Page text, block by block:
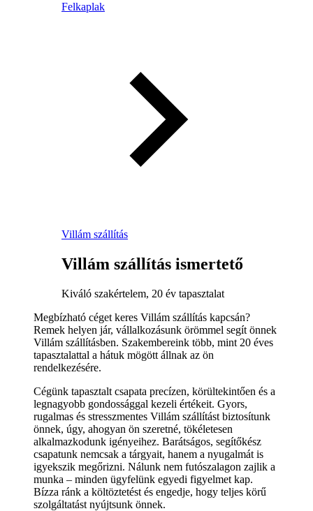
Felkaplak
Villám szállítás
Villám szállítás ismertető
Kiváló szakértelem, 20 év tapasztalat
Megbízható céget keres Villám szállítás kapcsán?
Remek helyen jár, vállalkozásunk örömmel segít önnek
Villám szállításben. Szakembereink több, mint 20 éves
tapasztalattal a hátuk mögött állnak az ön
rendelkezésére.
Cégünk tapasztalt csapata precízen, körültekintően és a
legnagyobb gondossággal kezeli értékeit. Gyors,
rugalmas és stresszmentes Villám szállítást biztosítunk
önnek, úgy, ahogyan ön szeretné, tökéletesen
alkalmazkodunk igényeihez. Barátságos, segítőkész
csapatunk nemcsak a tárgyait, hanem a nyugalmát is
igyekszik megőrizni. Nálunk nem futószalagon zajlik a
munka – minden ügyfelünk egyedi figyelmet kap.
Bízza ránk a költöztetést és engedje, hogy teljes körű
szolgáltatást nyújtsunk önnek.